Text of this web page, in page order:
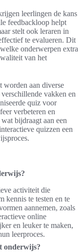
leerlingen de kans
feedbackloop helpt
stelt ook leraren in
te evalueren. Dit
onderwerpen extra
van het
worden aan diverse
vakken en
quiz voor
verbeteren en
bijdraagt aan een
quizzen een
activiteit die
kennis te testen en te
aannemen, zoals
online
en leuker te maken,
leerproces.
onderwijs?